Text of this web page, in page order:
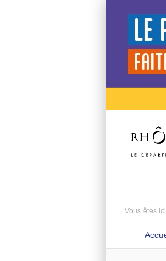
Vous êtes